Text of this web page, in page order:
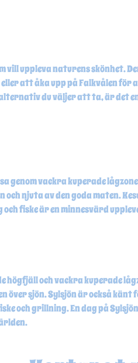
vill uppleva naturens skönhet.
att åka upp på Falkvålen
du väljer att ta, är det
genom vackra kuperade
njuta av den goda maten.
fiske är en minnesvärd
och vackra kuperade
över sjön. Sylsjön är också
och grillning. En dag på